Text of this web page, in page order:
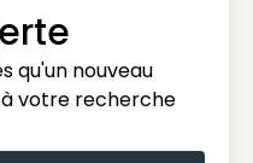
qu'un nouveau
votre recherche